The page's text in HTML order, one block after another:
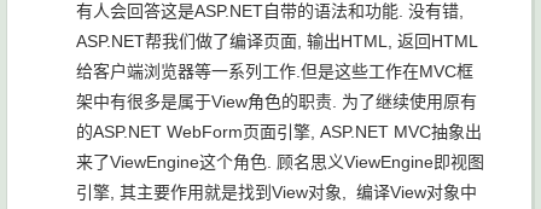
有人会回答这是ASP.NET自带的语法和功能. 没有错,
ASP.NET帮我们做了编译页面, 输出HTML, 返回HTML
给客户端浏览器等一系列工作.但是这些工作在MVC框
架中有很多是属于View角色的职责. 为了继续使用原有
的ASP.NET WebForm页面引擎, ASP.NET MVC抽象出
来了ViewEngine这个角色. 顾名思义ViewEngine即视图
引擎, 其主要作用就是找到View对象, 编译View对象中